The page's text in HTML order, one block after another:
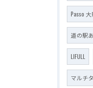
Passo
道の駅
LIFULL
マルチ